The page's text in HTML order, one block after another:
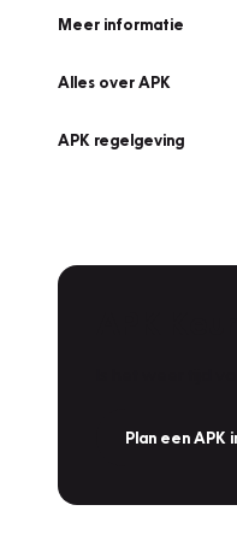
Meer informatie
Alles over APK
APK regelgeving
Plan een APK